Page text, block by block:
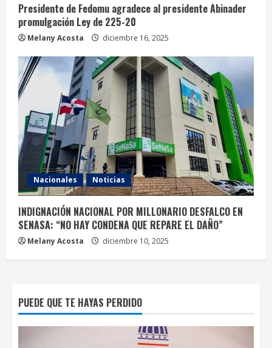
Presidente de Fedomu agradece al presidente Abinader
promulgación Ley de 225-20
Melany Acosta diciembre 16, 2025
Nacionales Noticias
INDIGNACIÓN NACIONAL POR MILLONARIO DESFALCO EN
SENASA: “NO HAY CONDENA QUE REPARE EL DAÑO”
Melany Acosta diciembre 10, 2025
PUEDE QUE TE HAYAS PERDIDO